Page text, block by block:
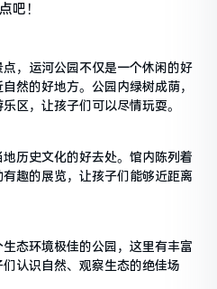
吧！
，运河公园不仅是一个休闲的好
然的好地方。公园内绿树成荫，
区，让孩子们可以尽情玩耍。
历史文化的好去处。馆内陈列着
趣的展览，让孩子们能够近距离
态环境极佳的公园，这里有丰富
认识自然、观察生态的绝佳场